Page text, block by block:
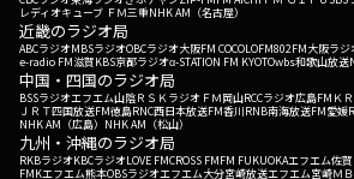
レディオキューブ ＦＭ三重NHK AM（名古屋）
近畿のラジオ局
ABCラジオMBSラジオOBCラジオ大阪FM COCOLOFM802FM大阪ラジ
e-radio FM滋賀KBS京都ラジオα-STATION FM KYOTOwbs和歌山放送
中国・四国のラジオ局
BSSラジオエフエム山陰ＲＳＫラジオ ＦＭ岡山RCCラジオ広島FM Ｋ
ＪＲＴ四国放送FM徳島RNC西日本放送FM香川RNB南海放送FM愛媛
NHK AM（広島） NHK AM（松山）
九州・沖縄のラジオ局
RKBラジオKBCラジオLOVE FMCROSS FMFM FUKUOKAエフエム佐賀
FMKエフエム熊本OBSラジオエフエム大分宮崎放送エフエム宮崎Ｍ